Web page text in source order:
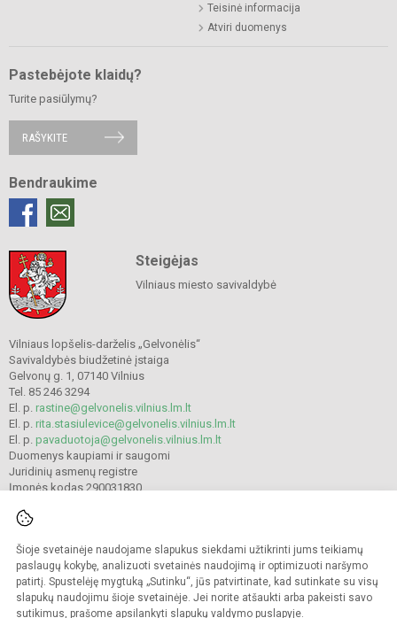
Šioje svetainėje naudojame slapukus siekdami užtikrinti jums teikiamų
paslaugų kokybę, analizuoti svetainės naudojimą ir optimizuoti naršymo
patirtį. Spustelėję mygtuką „Sutinku“, jūs patvirtinate, kad sutinkate su visų
slapukų naudojimu šioje svetainėje. Jei norite atšaukti arba pakeisti savo
sutikimus, prašome apsilankyti slapukų valdymo puslapyje.
Teisinė informacija
Atviri duomenys
Pastebėjote klaidų?
Turite pasiūlymų?
RAŠYKITE
Bendraukime
Steigėjas
Vilniaus miesto savivaldybė
Vilniaus lopšelis-darželis „Gelvonėlis“
Savivaldybės biudžetinė įstaiga
Gelvonų g. 1, 07140 Vilnius
Tel. 85 246 3294
El. p. rastine@gelvonelis.vilnius.lm.lt
El. p. rita.stasiulevice@gelvonelis.vilnius.lm.lt
El. p. pavaduotoja@gelvonelis.vilnius.lm.lt
Duomenys kaupiami ir saugomi
Juridinių asmenų registre
Įmonės kodas 290031830
© 2022. Vilniaus lopšelis-darželis „Gelvonėlis“. Visos teisės saugomos.
Kopijuoti turinį be raštiško administracijos sutikimo griežtai draudžiama.
Prieinamumo paraiška Slapukų valdymas